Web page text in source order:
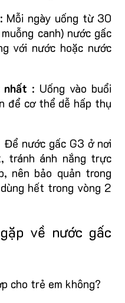
: Mỗi ngày uống từ 30
canh) nước gấc
với nước hoặc nước
: Uống vào buổi
để cơ thể dễ hấp thụ
Để nước gấc G3 ở nơi
tránh ánh nắng trực
nên bảo quản trong
hết trong vòng 2
về nước gấc
cho trẻ em không?